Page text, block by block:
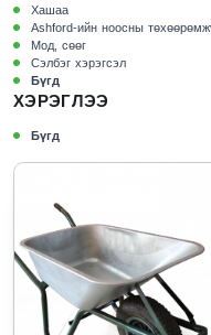
Хашаа
Ashford-ийн ноосны
Мод, сөөг
Сэлбэг хэрэгсэл
Бүгд
ХЭРЭГЛЭЭ
Бүгд